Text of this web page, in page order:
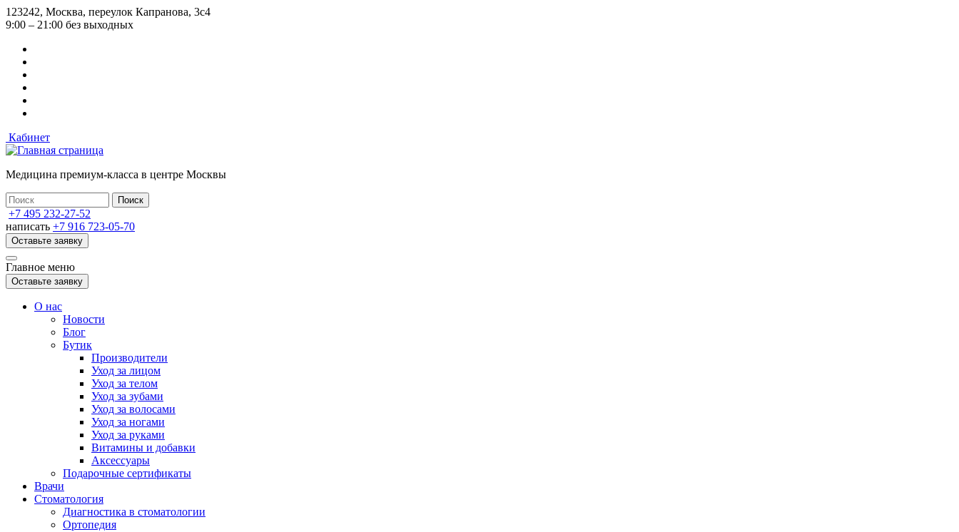
Перейти
к
содержанию
123242, Москва, переулок Капранова, 3с4
9:00 – 21:00 без выходных
Кабинет
Медицина премиум-класса в центре Москвы
+7 495 232-27-52
написать +7 916 723-05-70
Оставьте заявку
Главное меню
Оставьте заявку
О нас
Новости
Блог
Бутик
Производители
Уход за лицом
Уход за телом
Уход за зубами
Уход за волосами
Уход за ногами
Уход за руками
Витамины и добавки
Аксессуары
Подарочные сертификаты
Врачи
Стоматология
Диагностика в стоматологии
Ортопедия